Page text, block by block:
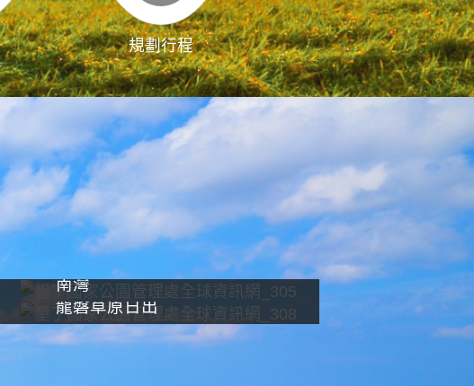
規劃行程 影像直播
南灣
龍磐草原日出